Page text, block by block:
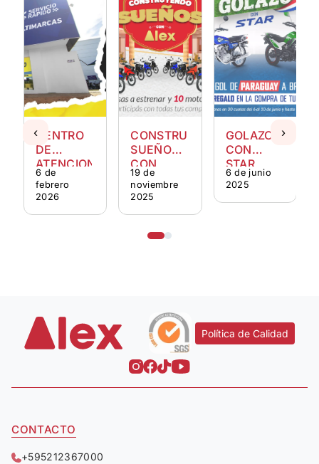
CENTRO
DE
ATENCION
BARDHAL
6 de
febrero
2026
CONSTRUYENDO
SUEÑOS
CON
ALEX
19 de
noviembre
2025
GOLAZO
CON
STAR
6 de junio
2025
‹ ›
Política de Calidad
CONTACTO
+595212367000